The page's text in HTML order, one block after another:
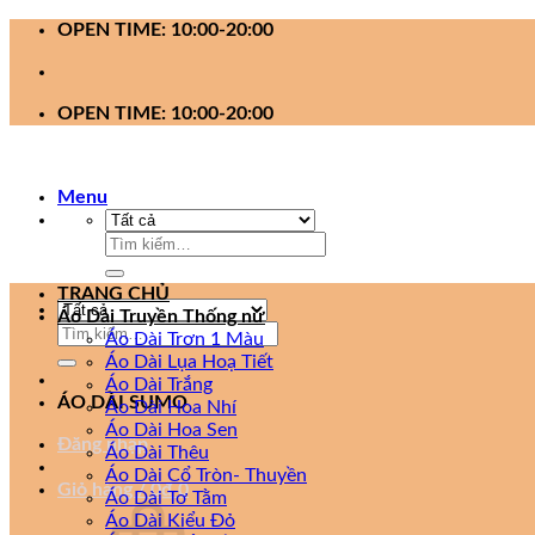
OPEN TIME: 10:00-20:00
OPEN TIME: 10:00-20:00
Menu
Tìm
Tìm
ÁO DÀI SUMO
Đăng nhập
Giỏ hàng /0₫ 0
TRANG CHỦ
Áo Dài Truyền Thống nữ
Áo Dài Trơn 1 Màu
Áo Dài Lụa Hoạ Tiết
Áo Dài Trắng
Áo Dài Hoa Nhí
Áo Dài Hoa Sen
Áo Dài Thêu
Áo Dài Cổ Tròn- Thuyền
Áo Dài Tơ Tằm
Áo Dài Kiểu Đỏ